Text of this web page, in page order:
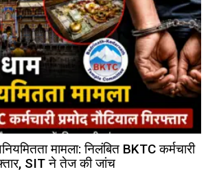
मामला: निलंबित BKTC कर्मचारी
SIT ने तेज की जांच